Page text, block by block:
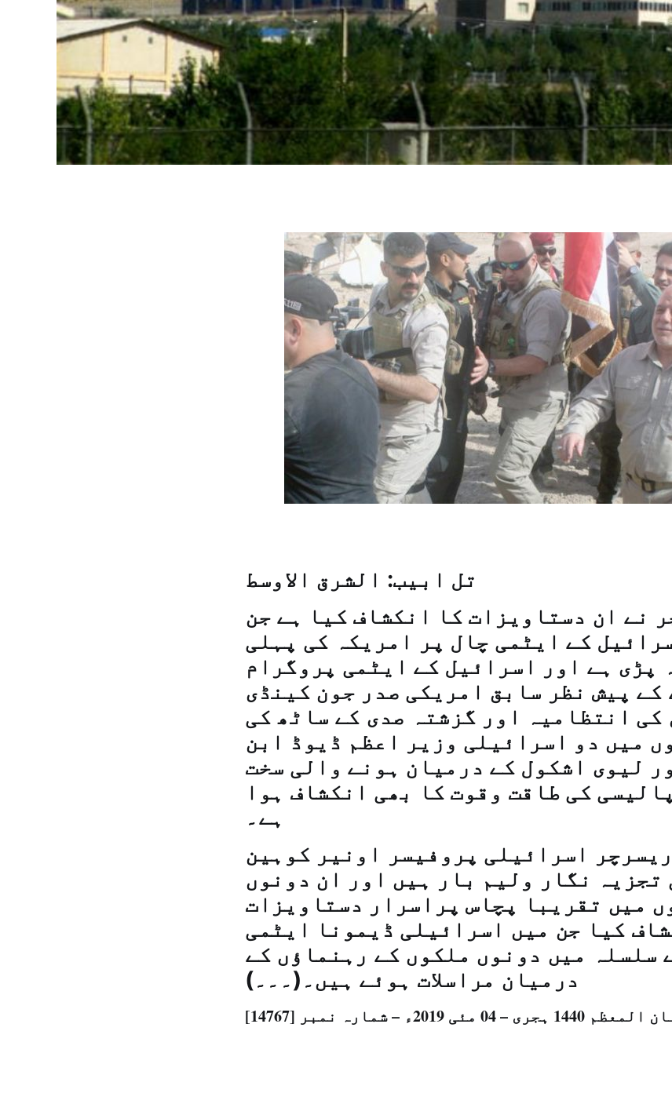
تل ابیب: الشرق الاوسط
نے ان دستاویزات کا انکشاف کیا ہے جن
کے ایٹمی چال پر امریکہ کی پہلی
پڑی ہے اور اسرائیل کے ایٹمی پروگرام
کے پیش نظر سابق امریکی صدر جون کینڈی
کی انتظامیہ اور گزشتہ صدی کے ساٹھ کی
میں دو اسرائیلی وزیر اعظم ڈیوڈ ابن
لیوی اشکول کے درمیان ہونے والی سخت
کی طاقت وقوت کا بھی انکشاف ہوا
ہے۔
اسرائیلی پروفیسر اونیر کوہین
تجزیہ نگار ولیم بار ہیں اور ان دونوں
میں تقریبا پچاس پراسرار دستاویزات
کیا جن میں اسرائیلی ڈیمونا ایٹمی
سلسلہ میں دونوں ملکوں کے رہنماؤں کے
درمیان مراسلات ہوئے ہیں۔(۔۔۔)